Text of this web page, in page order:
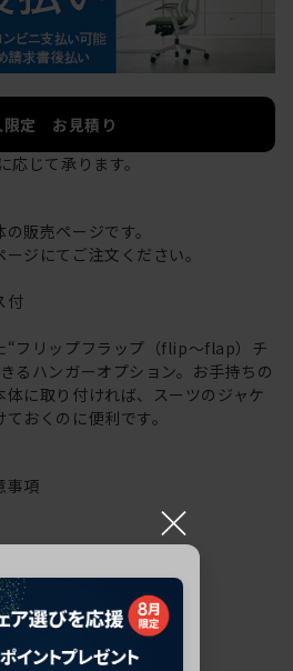
限定 お見積り
応じて承ります。
販売ページです。
ジにてご注文ください。
付
“フリップフラップ（flip～flap）チ
るハンガーオプション。お手持ちの
に取り付ければ、スーツのジャケ
おくのに便利です。
事項
×